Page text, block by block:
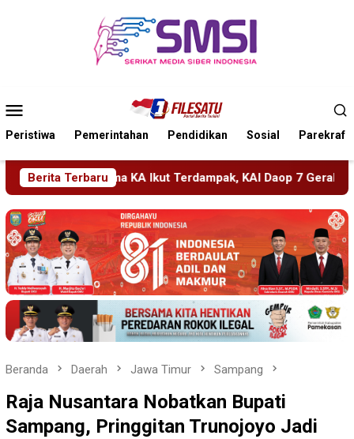
Mobile
Peristiwa Pemerintahan Pendidikan Sosial Parekraf
Berita Terbaru
KAI Daop 7 Gerak Cepat Pulihkan Layanan PMR
Beranda Daerah Jawa Timur Sampang
Raja Nusantara Nobatkan Bupati
Sampang, Pringgitan Trunojoyo Jadi